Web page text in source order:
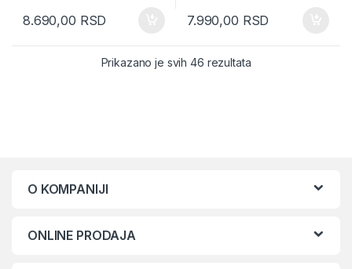
8.690,00 RSD 7.990,00 RSD
Prikazano je svih 46 rezultataSorted by latest
O KOMPANIJI
ONLINE PRODAJA